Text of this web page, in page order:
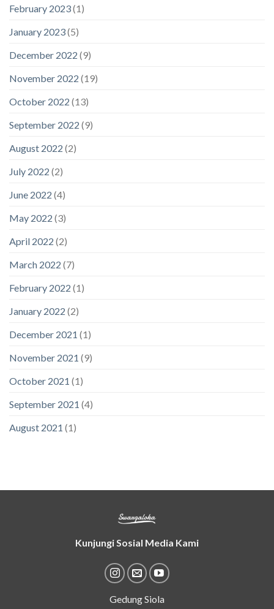
February 2023(1)
January 2023(5)
December 2022 (9)
November 2022 (19)
October 2022 (13)
September 2022 (9)
August 2022 (2)
July 2022 (2)
June 2022 (4)
May 2022 (3)
April 2022 (2)
March 2022 (7)
February 2022 (1)
January 2022 (2)
December 2021 (1)
November 2021 (9)
October 2021 (1)
September 2021 (4)
August 2021 (1)
Kunjungi Sosial Media Kami
Gedung Siola